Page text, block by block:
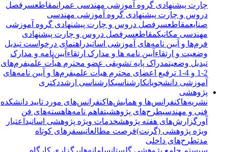
چارت پیشنهادیگروه آموزشی مهندسی عمران مقاطعسرفصل
دروس و چارت پیشنهادیگروه آموزشی مهندسی
صنایعمقاطعسرفصل دروس و چارت پیشنهادیگروه آموزشی
مهندسی مکانیکمقاطعسرفصل دروس و چارت پیشنهادی
فرم‌ها و آیین نامه‌های آموزشی اساتیدراهنمای درخواست تبدیل
وضعیت و ارتقاءآیین نامه ها و مدارک ارتقاءآیین‌نامه و مدارک
تبدیل وضعیتمدراک پایه تشویقی عضو محترم هیأت علمیفرم‌های
فرم‌ها و آیین نامه‌های
آموزشی دانشجویانکارشناسیکارشناسی ارشددکتری
پژوهشی
نشریه‌هاکنفرانس‌ها و همایش‌هاکنفرانس‌های مورد تایید دانشکده
فنی و مهندسیطرح‌های پژوهشیتفاهم نامه‌هاهسته‌های فن
آورگزارش‌های هفته پژوهشخدمات ویژه پژوهشی اساتیداعتبار
ویژه پژوهشی (گرنت)فرصت مطالعاتیسفرهای کوتاه
مدتطرح‌های داخلی
سیستم جامع پژوهشی گلستانسامانه‌هابرگزاری کارگاه